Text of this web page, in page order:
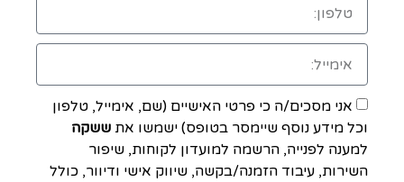
אני מסכים/ה כי פרטי האישיים (שם, אימייל, טלפון
וכל מידע נוסף שיימסר בטופס) ישמשו את ששקה
למענה לפנייה, הרשמה למועדון לקוחות, שיפור
השירות, עיבוד הזמנה/בקשה, שיווק אישי ודיוור, כולל